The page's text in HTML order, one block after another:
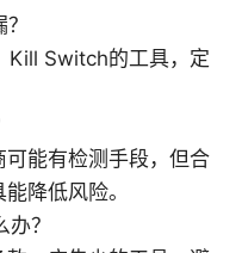
Kill Switch的工具，定
能有检测手段，但合
降低风险。
？